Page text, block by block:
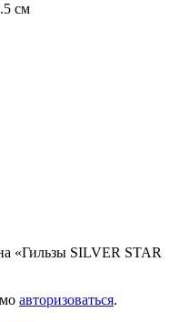
см
«Гильзы SILVER STAR
авторизоваться.